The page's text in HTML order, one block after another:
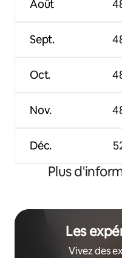
Août
Sept.
Oct.
Nov.
Déc.
Plus
Les
Vivez des